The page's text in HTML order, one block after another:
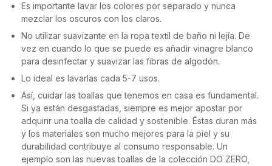
Es importante lavar los colores por separado y nunca
mezclar los oscuros con los claros.
No utilizar suavizante en la ropa textil de baño ni lejía. De
vez en cuando lo que se puede es añadir vinagre blanco
para desinfectar y suavizar las fibras de algodón.
Lo ideal es lavarlas cada 5-7 usos.
Así, cuidar las toallas que tenemos en casa es fundamental.
Si ya están desgastadas, siempre es mejor apostar por
adquirir una toalla de calidad y sostenible. Éstas duran más
y los materiales son mucho mejores para la piel y su
durabilidad contribuye al consumo responsable. Un
ejemplo son las nuevas toallas de la colección DO ZERO,